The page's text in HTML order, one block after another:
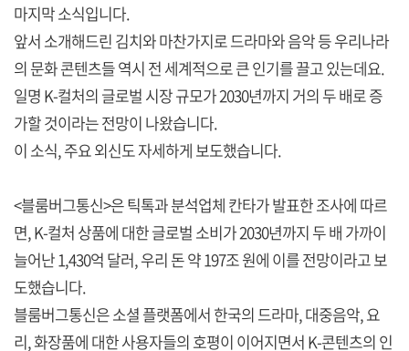
마지막 소식입니다.
앞서 소개해드린 김치와 마찬가지로 드라마와 음악 등 우리나라
의 문화 콘텐츠들 역시 전 세계적으로 큰 인기를 끌고 있는데요.
일명 K-컬처의 글로벌 시장 규모가 2030년까지 거의 두 배로 증
가할 것이라는 전망이 나왔습니다.
이 소식, 주요 외신도 자세하게 보도했습니다.
<블룸버그통신>은 틱톡과 분석업체 칸타가 발표한 조사에 따르
면, K-컬처 상품에 대한 글로벌 소비가 2030년까지 두 배 가까이
늘어난 1,430억 달러, 우리 돈 약 197조 원에 이를 전망이라고 보
도했습니다.
블룸버그통신은 소셜 플랫폼에서 한국의 드라마, 대중음악, 요
리, 화장품에 대한 사용자들의 호평이 이어지면서 K-콘텐츠의 인